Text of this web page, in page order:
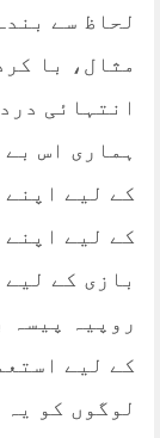
لحاظ سے
مثال، با
انتہائی
ہماری اس
کے لیے
کے لیے
بازی کے
روپیہ پیسہ
کے لیے
لوگوں کو